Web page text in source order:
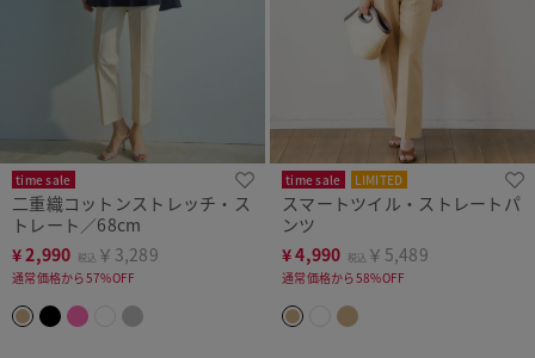
time sale
二重織コットンストレッチ・ス
トレート／68cm
¥2,990 税込 ￥3,289
通常価格から57%OFF
time sale LIMITED
スマートツイル・ストレートパ
ンツ
¥4,990 税込 ￥5,489
通常価格から58%OFF